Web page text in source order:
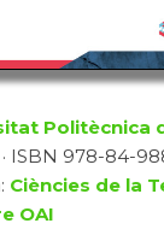
Politècnica
· ISBN 978-84-
Ciències de la
OAI